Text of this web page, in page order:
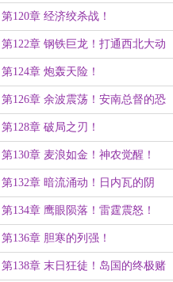
第120章 经济绞杀战！
第122章 钢铁巨龙！打通西北大动
脉！
第124章 炮轰天险！
第126章 余波震荡！安南总督的恐
慌！
第128章 破局之刃！
第130章 麦浪如金！神农觉醒！
第132章 暗流涌动！日内瓦的阴
谋！
第134章 鹰眼陨落！雷霆震怒！
第136章 胆寒的列强！
第138章 末日狂徒！岛国的终极赌